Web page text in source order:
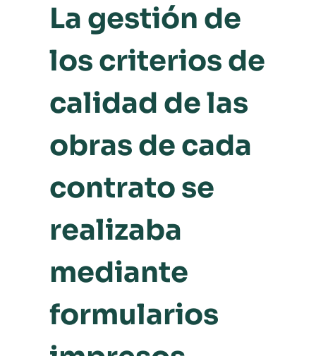
La gestión de
los criterios de
calidad de las
obras de cada
contrato se
realizaba
mediante
formularios